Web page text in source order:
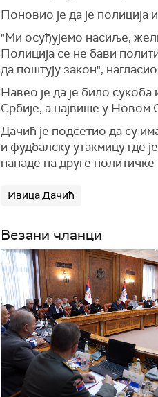
Поновио је да је
"Ми осуђујемо насиље,
Полиција се не бави
да поштују закон",
Навео је да је било
Србије, а највише у Новом
Дачић је подсетио да су
и фудбалску утакмицу где
нападе на друге
Ивица Дачић
Везани чланци